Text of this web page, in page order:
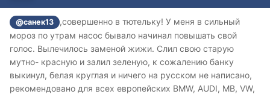
@санек13
,совершенно в тютельку! У меня в сильный
мороз по утрам насос бывало начинал повышать свой
голос. Вылечилось заменой жижи. Слил свою старую
мутно- красную и залил зеленую, к сожалению банку
выкинул, белая круглая и ничего на русском не написано,
рекомендовано для всех европейских BMW, AUDI, MB, VW,